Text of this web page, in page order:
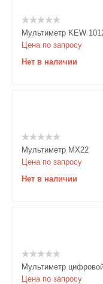
Мультиметр KEW
Цена по запросу
Нет в наличии
Мультиметр MX22
Цена по запросу
Нет в наличии
Мультиметр
Цена по запросу